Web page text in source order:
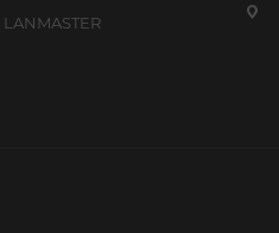
LANMASTER